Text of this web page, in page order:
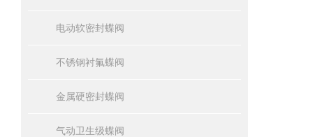
电动软密封蝶阀
不锈钢衬氟蝶阀
金属硬密封蝶阀
气动卫生级蝶阀